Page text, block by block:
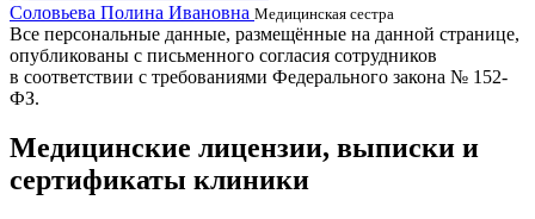
Соловьева Полина Ивановна Медицинская сестра
Все персональные данные, размещённые на данной странице,
опубликованы с письменного согласия сотрудников
в соответствии с требованиями Федерального закона № 152-
ФЗ.
Медицинские лицензии, выписки и
сертификаты клиники